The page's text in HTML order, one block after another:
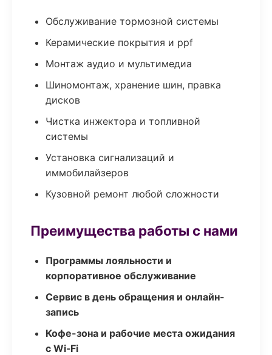
Обслуживание тормозной системы
Керамические покрытия и ppf
Монтаж аудио и мультимедиа
Шиномонтаж, хранение шин, правка
дисков
Чистка инжектора и топливной
системы
Установка сигнализаций и
иммобилайзеров
Кузовной ремонт любой сложности
Преимущества работы с нами
Программы лояльности и
корпоративное обслуживание
Сервис в день обращения и онлайн-
запись
Кофе-зона и рабочие места ожидания
с Wi‑Fi